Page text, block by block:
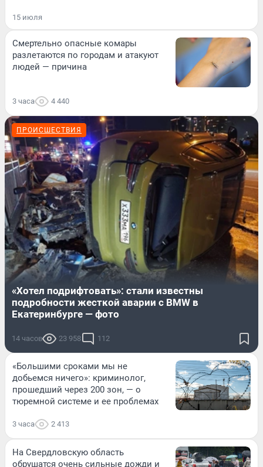
15 июля
Смертельно опасные комары
разлетаются по городам и атакуют
людей — причина
3 часа 4 440
ПРОИСШЕСТВИЯ
«Хотел подрифтовать»: стали известны
подробности жесткой аварии с BMW в
Екатеринбурге — фото
14 часов 23 958 112
«Большими сроками мы не
добьемся ничего»: криминолог,
прошедший через 200 зон, — о
тюремной системе и ее проблемах
3 часа 2 413
На Свердловскую область
обрушатся очень сильные дожди и